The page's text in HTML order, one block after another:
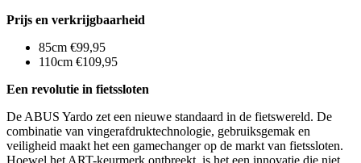
Prijs en verkrijgbaarheid
85cm €99,95
110cm €109,95
Een revolutie in fietssloten
De ABUS Yardo zet een nieuwe standaard in de fietswereld. De
combinatie van vingerafdruktechnologie, gebruiksgemak en
veiligheid maakt het een gamechanger op de markt van fietssloten.
Hoewel het ART-keurmerk ontbreekt, is het een innovatie die niet